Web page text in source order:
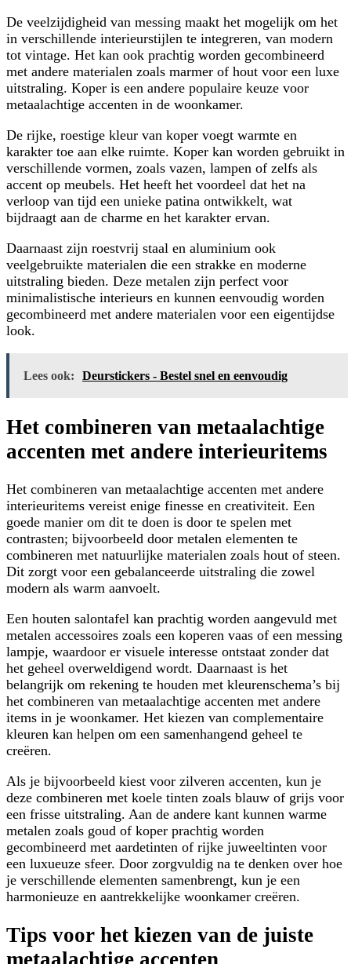
De veelzijdigheid van messing maakt het mogelijk om het
in verschillende interieurstijlen te integreren, van modern
tot vintage. Het kan ook prachtig worden gecombineerd
met andere materialen zoals marmer of hout voor een luxe
uitstraling. Koper is een andere populaire keuze voor
metaalachtige accenten in de woonkamer.
De rijke, roestige kleur van koper voegt warmte en
karakter toe aan elke ruimte. Koper kan worden gebruikt in
verschillende vormen, zoals vazen, lampen of zelfs als
accent op meubels. Het heeft het voordeel dat het na
verloop van tijd een unieke patina ontwikkelt, wat
bijdraagt aan de charme en het karakter ervan.
Daarnaast zijn roestvrij staal en aluminium ook
veelgebruikte materialen die een strakke en moderne
uitstraling bieden. Deze metalen zijn perfect voor
minimalistische interieurs en kunnen eenvoudig worden
gecombineerd met andere materialen voor een eigentijdse
look.
Lees ook: Deurstickers - Bestel snel en eenvoudig
Het combineren van metaalachtige
accenten met andere interieuritems
Het combineren van metaalachtige accenten met andere
interieuritems vereist enige finesse en creativiteit. Een
goede manier om dit te doen is door te spelen met
contrasten; bijvoorbeeld door metalen elementen te
combineren met natuurlijke materialen zoals hout of steen.
Dit zorgt voor een gebalanceerde uitstraling die zowel
modern als warm aanvoelt.
Een houten salontafel kan prachtig worden aangevuld met
metalen accessoires zoals een koperen vaas of een messing
lampje, waardoor er visuele interesse ontstaat zonder dat
het geheel overweldigend wordt. Daarnaast is het
belangrijk om rekening te houden met kleurenschema’s bij
het combineren van metaalachtige accenten met andere
items in je woonkamer. Het kiezen van complementaire
kleuren kan helpen om een samenhangend geheel te
creëren.
Als je bijvoorbeeld kiest voor zilveren accenten, kun je
deze combineren met koele tinten zoals blauw of grijs voor
een frisse uitstraling. Aan de andere kant kunnen warme
metalen zoals goud of koper prachtig worden
gecombineerd met aardetinten of rijke juweeltinten voor
een luxueuze sfeer. Door zorgvuldig na te denken over hoe
je verschillende elementen samenbrengt, kun je een
harmonieuze en aantrekkelijke woonkamer creëren.
Tips voor het kiezen van de juiste
metaalachtige accenten